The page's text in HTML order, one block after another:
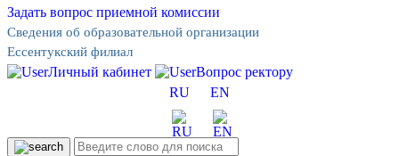
Задать вопрос приемной комиссии
Сведения об образовательной организации
Ессентукский филиал
Личный кабинет
Вопрос ректору
RU
EN